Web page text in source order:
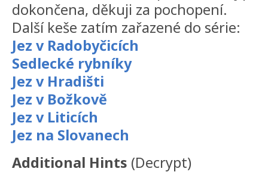
dokončena, děkuji za pochopení.
Další keše zatím zařazené do série:
Jez v Radobyčicích
Sedlecké rybníky
Jez v Hradišti
Jez v Božkově
Jez v Liticích
Jez na Slovanech
Additional Hints (Decrypt)